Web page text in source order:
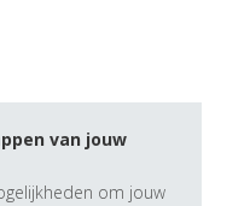
van jouw
om jouw